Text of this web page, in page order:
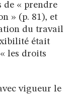
de « prendre
» (p. 81), et
du travail
était
les droits
vigueur le